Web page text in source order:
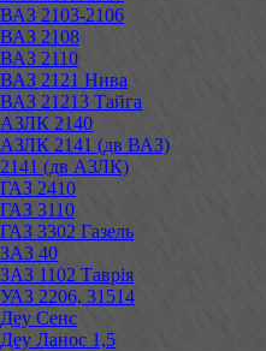
ВАЗ 2103-2106
ВАЗ 2108
ВАЗ 2110
ВАЗ 2121 Нива
ВАЗ 21213 Тайга
АЗЛК 2140
АЗЛК 2141 (дв ВАЗ)
2141 (дв АЗЛК)
ГАЗ 2410
ГАЗ 3110
ГАЗ 3302 Газель
ЗАЗ 40
ЗАЗ 1102 Таврія
УАЗ 2206, 31514
Деу Сенс
Деу Ланос 1,5